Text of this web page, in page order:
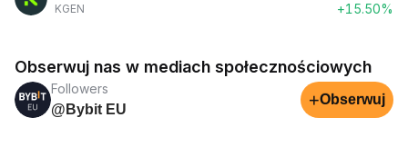
KGEN
+15.50%
Obserwuj nas w mediach społecznościowych
Followers
@Bybit EU
+Obserwuj